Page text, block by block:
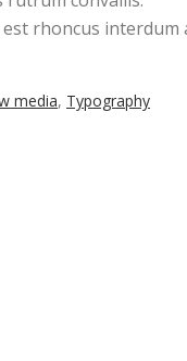
rhoncus interdum
media, Typography